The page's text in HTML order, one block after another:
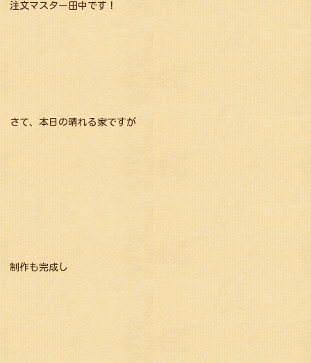
注文マスター田中です！
さて、本日の晴れる家ですが
制作も完成し